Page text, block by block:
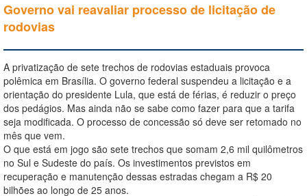
Governo vai reavaliar processo de licitação de
rodovias
A privatização de sete trechos de rodovias estaduais provoca
polêmica em Brasília. O governo federal suspendeu a licitação e a
orientação do presidente Lula, que está de férias, é reduzir o preço
dos pedágios. Mas ainda não se sabe como fazer para que a tarifa
seja modificada. O processo de concessão só deve ser retomado no
mês que vem.
O que está em jogo são sete trechos que somam 2,6 mil quilômetros
no Sul e Sudeste do país. Os investimentos previstos em
recuperação e manutenção dessas estradas chegam a R$ 20
bilhões ao longo de 25 anos.